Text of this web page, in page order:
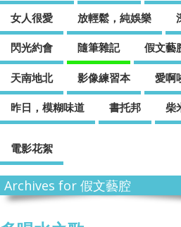
女人很愛 放輕鬆，純娛樂
閃光約會 隨筆雜記 假文藝
天南地北 影像練習本 愛啊
昨日，模糊味道 書托邦 柴
電影花絮
Archives for 假文藝腔